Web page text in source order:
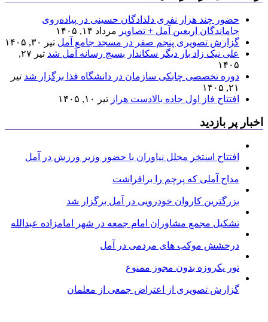
حضور چند هزار نفری دلدادگان حسینی در پیاده‌روی
جاماندگان اربعین آمل + تصاویر مرداد ۱۴, ۱۴۰۵
گزارش تصویری پنجم صفر در مسجد جامع آمل تیر ۳۰, ۱۴۰۵
علی نیک زاد بار دیگر سکاندار بسیج رسانه آمل شد
تیر ۲۷,
۱۴۰۵
دوره تخصصی چابکی سازمان در دانشگاه فذا برگزار شد تیر
۲۱, ۱۴۰۵
افتتاح فاز اول جاده بالادست هراز تیر ۱۰, ۱۴۰۵
اخبار پر بازدید
افتتاح استخر مجلل نیاوران با حضور وزیر ورزش در آمل
مداح آملی که پرچم را برافراشت
بزرگترین کاروان خودرویی در آمل برگزار شد
تشکیل مجمع مشاوران امام جمعه در شهر امامزاده عبدالله
درخشش موکب های مردمی در آمل
تور یکروزه بدون مجوز ممنوع
گزارش تصویری از اعتراض جمعی از معلمان